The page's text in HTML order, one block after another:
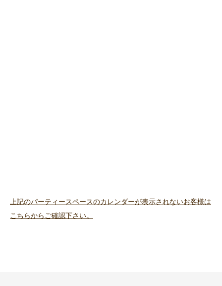
上記のパーティースペースのカレンダーが表示されないお客様は
こちらからご確認下さい。